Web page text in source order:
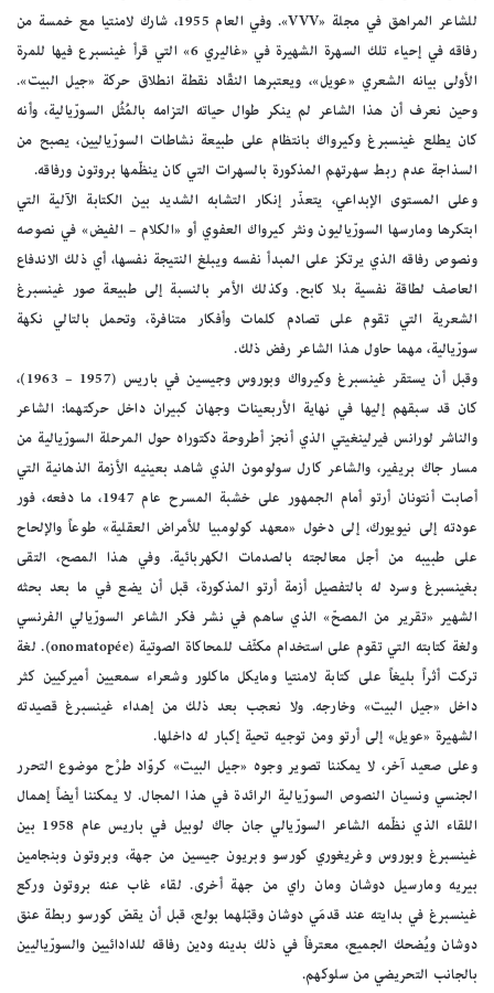
للشاعر المراهق في مجلة «VVV». وفي العام 1955، شارك لامنتيا مع خمسة من
رفاقه في إحياء تلك السهرة الشهيرة في «غاليري 6» التي قرأ غينسبرع فيها للمرة
الأولى بيانه الشعري «عويل»، ويعتبرها النقّاد نقطة انطلاق حركة «جيل البيت».
وحين نعرف أن هذا الشاعر لم ينكر طوال حياته التزامه بالمُثُل السورّيالية، وأنه
كان يطلع غينسبرغ وكيرواك بانتظام على طبيعة نشاطات السورّياليين، يصبح من
السذاجة عدم ربط سهرتهم المذكورة بالسهرات التي كان ينظّمها بروتون ورفاقه.
وعلى المستوى الإبداعي، يتعذّر إنكار التشابه الشديد بين الكتابة الآلية التي
ابتكرها ومارسها السورّياليون ونثر كيرواك العفوي أو «الكلام – الفيض» في نصوصه
ونصوص رفاقه الذي يرتكز على المبدأ نفسه ويبلغ النتيجة نفسها، أي ذلك الاندفاع
العاصف لطاقة نفسية بلا كابح. وكذلك الأمر بالنسبة إلى طبيعة صور غينسبرغ
الشعرية التي تقوم على تصادم كلمات وأفكار متنافرة، وتحمل بالتالي نكهة
سورّيالية، مهما حاول هذا الشاعر رفض ذلك.
وقبل أن يستقر غينسبرغ وكيرواك وبوروس وجيسين في باريس (1957 – 1963)،
كان قد سبقهم إليها في نهاية الأربعينات وجهان كبيران داخل حركتهما: الشاعر
والناشر لورانس فيرلينغيتي الذي أنجز أطروحة دكتوراه حول المرحلة السورّيالية من
مسار جاك بريفير، والشاعر كارل سولومون الذي شاهد بعينيه الأزمة الذهانية التي
أصابت أنتونان أرتو أمام الجمهور على خشبة المسرح عام 1947، ما دفعه، فور
عودته إلى نيويورك، إلى دخول «معهد كولومبيا للأمراض العقلية» طوعاً والإلحاح
على طبيبه من أجل معالجته بالصدمات الكهربائية. وفي هذا المصح، التقى
بغينسبرغ وسرد له بالتفصيل أزمة أرتو المذكورة، قبل أن يضع في ما بعد بحثه
الشهير «تقرير من المصحّ» الذي ساهم في نشر فكر الشاعر السورّيالي الفرنسي
ولغة كتابته التي تقوم على استخدام مكثّف للمحاكاة الصوتية (onomatopée). لغة
تركت أثراً بليغاً على كتابة لامنتيا ومايكل ماكلور وشعراء سمعيين أميركيين كثر
داخل «جيل البيت» وخارجه. ولا نعجب بعد ذلك من إهداء غينسبرغ قصيدته
الشهيرة «عويل» إلى أرتو ومن توجيه تحية إكبار له داخلها.
وعلى صعيد آخر، لا يمكننا تصوير وجوه «جيل البيت» كروّاد طرْح موضوع التحرر
الجنسي ونسيان النصوص السورّيالية الرائدة في هذا المجال. لا يمكننا أيضاً إهمال
اللقاء الذي نظّمه الشاعر السورّيالي جان جاك لوبيل في باريس عام 1958 بين
غينسبرغ وبوروس وغريغوري كورسو وبريون جيسين من جهة، وبروتون وبنجامين
بيريه ومارسيل دوشان ومان راي من جهة أخرى. لقاء غاب عنه بروتون وركع
غينسبرغ في بدايته عند قدمَي دوشان وقبّلهما بولع، قبل أن يقصّ كورسو ربطة عنق
دوشان ويُضحك الجميع، معترفاً في ذلك بدينه ودين رفاقه للدادائيين والسورّياليين
بالجانب التحريضي من سلوكهم.